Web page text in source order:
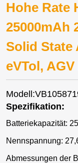
Hohe Rate
25000mAh
Solid State
eVTol,
Spezifikation:
Batteriekapazität:
Nennspannung:
Abmessungen der